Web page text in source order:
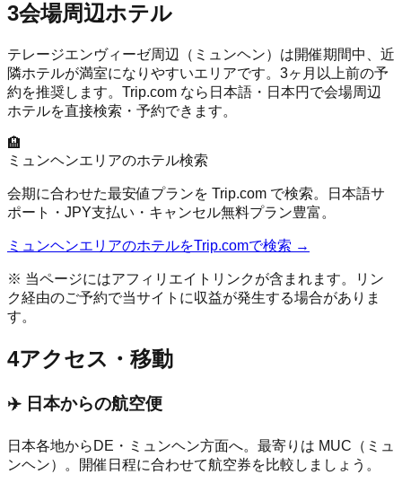
3会場周辺ホテル
テレージエンヴィーゼ周辺（ ミュンヘン）は開催期間中、近
隣ホテルが満室になりやすいエリアです。3ヶ月以上前の予
約を推奨します。Trip.com なら日本語・日本円で会場周辺
ホテルを直接検索・予約できます。
🏨
ミュンヘンエリアのホテル検索
会期に合わせた最安値プランを Trip.com で検索。日本語サ
ポート・JPY支払い・キャンセル無料プラン豊富。
ミュンヘンエリアのホテルをTrip.comで検索 →
※ 当ページにはアフィリエイトリンクが含まれます。リン
ク経由のご予約で当サイトに収益が発生する場合がありま
す。
4アクセス・移動
✈️ 日本からの航空便
日本各地から DE ・ ミュンヘン方面へ。最寄りは MUC（ミュ
ンヘン）
。開催日程に合わせて航空券を比較しましょう。